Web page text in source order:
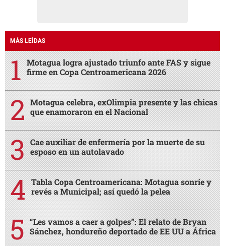
MÁS LEÍDAS
Motagua logra ajustado triunfo ante FAS y sigue
firme en Copa Centroamericana 2026
Motagua celebra, exOlimpia presente y las chicas
que enamoraron en el Nacional
Cae auxiliar de enfermería por la muerte de su
esposo en un autolavado
Tabla Copa Centroamericana: Motagua sonríe y
revés a Municipal; así quedó la pelea
“Les vamos a caer a golpes”: El relato de Bryan
Sánchez, hondureño deportado de EE UU a África